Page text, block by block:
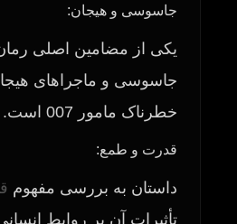
جاسوسی و هیجان:
یکی از مضامین اصلی
جاسوسی و ماجراهای
خطرناک مامور 007 است.
قدرت و طمع:
داستان به بررسی مفهوم
تأثیرات آن بر روابط